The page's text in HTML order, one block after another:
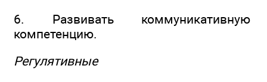
6. Развивать коммуникативную
компетенцию.
Регулятивные